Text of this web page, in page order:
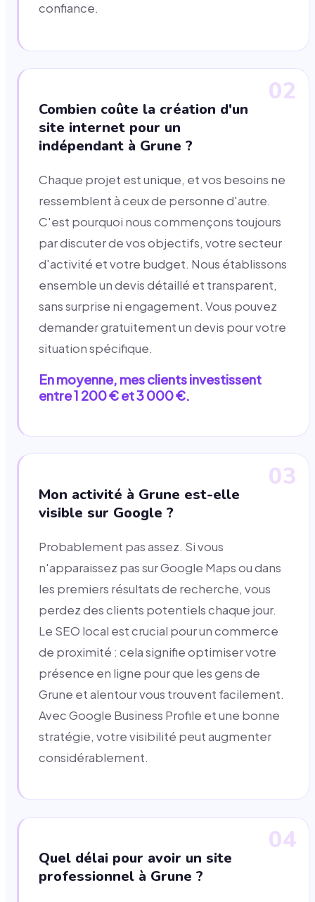
confiance.
02
Combien coûte la création d'un
site internet pour un
indépendant à Grune ?
Chaque projet est unique, et vos besoins ne
ressemblent à ceux de personne d'autre.
C'est pourquoi nous commençons toujours
par discuter de vos objectifs, votre secteur
d'activité et votre budget. Nous établissons
ensemble un devis détaillé et transparent,
sans surprise ni engagement. Vous pouvez
demander gratuitement un devis pour votre
situation spécifique.
En moyenne, mes clients investissent
entre 1 200 € et 3 000 €.
03
Mon activité à Grune est-elle
visible sur Google ?
Probablement pas assez. Si vous
n'apparaissez pas sur Google Maps ou dans
les premiers résultats de recherche, vous
perdez des clients potentiels chaque jour.
Le SEO local est crucial pour un commerce
de proximité : cela signifie optimiser votre
présence en ligne pour que les gens de
Grune et alentour vous trouvent facilement.
Avec Google Business Profile et une bonne
stratégie, votre visibilité peut augmenter
considérablement.
04
Quel délai pour avoir un site
professionnel à Grune ?